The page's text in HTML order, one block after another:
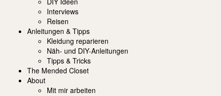
Interviews
Reisen
Anleitungen & Tipps
Kleidung reparieren
Näh- und DIY-Anleitungen
Tipps & Tricks
The Mended Closet
About
Mit mir arbeiten